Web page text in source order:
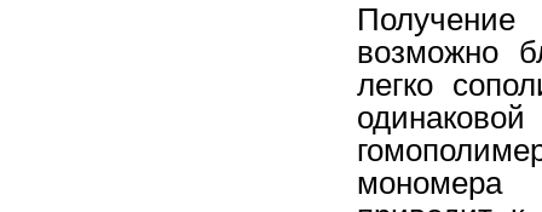
Получение
возможно
легко
мономера